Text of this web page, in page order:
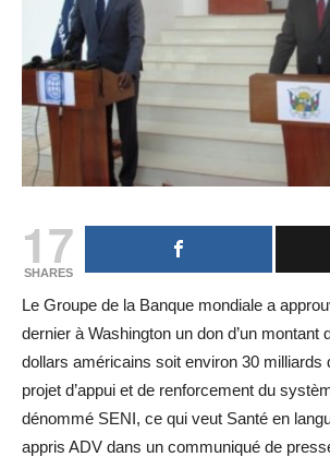
17
SHARES
Le Groupe de la Banque mondiale a
dernier à Washington un don d’un montant
dollars américains soit environ 30 milliards
projet d’appui et de renforcement du
dénommé SENI, ce qui veut Santé en
appris ADV dans un communiqué de